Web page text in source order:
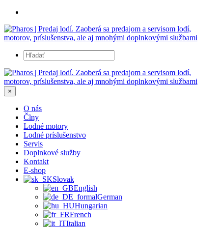
×
O nás
Člny
Lodné motory
Lodné príslušenstvo
Servis
Doplnkové služby
Kontakt
E-shop
Slovak
English
German
Hungarian
French
Italian